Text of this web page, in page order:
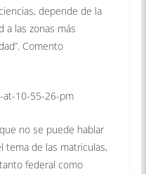
depende de la
a las zonas más
Comento
no se puede hablar
tema de las matriculas,
federal como